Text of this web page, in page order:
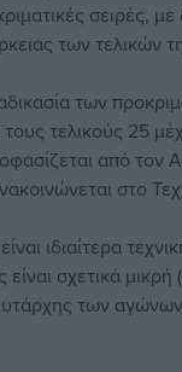
σειρές, με
των τελικών
των
τους τελικούς 25
από τον
στο
ιδιαίτερα
είναι σχετικά
των